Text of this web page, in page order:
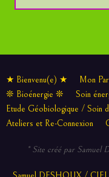
★ Bienvenu(e) ★ Mon
❊ Bioénergie ❊
Soin
Etude Géobiologique / Soin
Ateliers et Re-Connexion
* Site créé par Samuel